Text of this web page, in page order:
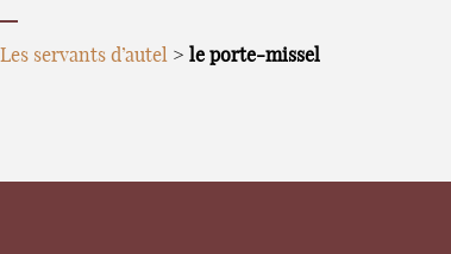
Les servants d’autel >le porte-missel